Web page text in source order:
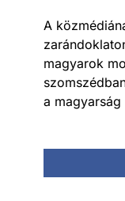
A
magyarok
a